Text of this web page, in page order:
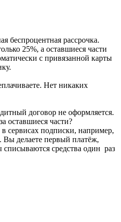
беспроцентная рассрочка.
25%, а оставшиеся части
с привязанной карты
Нет никаких
договор не оформляется.
оставшиеся части?
в сервисах подписки, например,
делаете первый платёж,
средства один раз